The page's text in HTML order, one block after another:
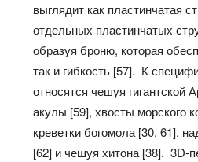
выглядит как пластинчатая
отдельных пластинчатых
образуя броню, которая
так и гибкость [57]. К
относятся чешуя гигантской
акулы [59], хвосты морского
креветки богомола [30, 61],
[62] и чешуя хитона [38]. 3D-